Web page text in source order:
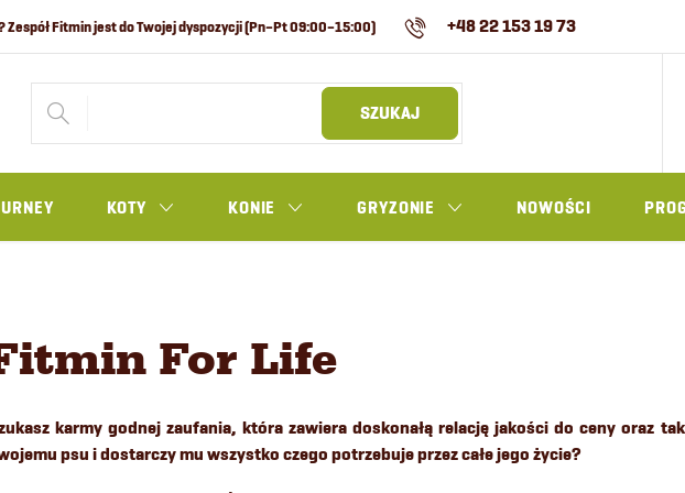
+48 22 153 19 73
SZUKAJ
KOTY KONIE GRYZONIE NOWOŚCI
For Life
karmy godnej zaufania, która zawiera doskonałą relację jakości do ceny oraz
psu i dostarczy mu wszystko czego potrzebuje przez całe jego życie?